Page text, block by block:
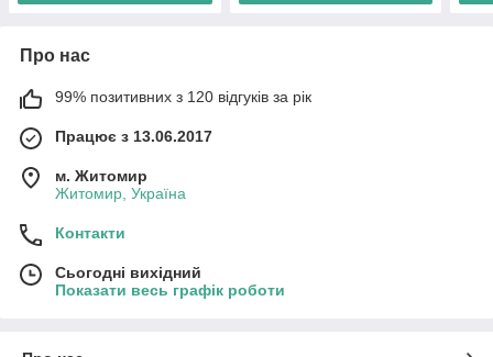
Про нас
99% позитивних з 120 відгуків за рік
Працює з 13.06.2017
м. Житомир
Житомир, Україна
Контакти
Сьогодні вихідний
Показати весь графік роботи